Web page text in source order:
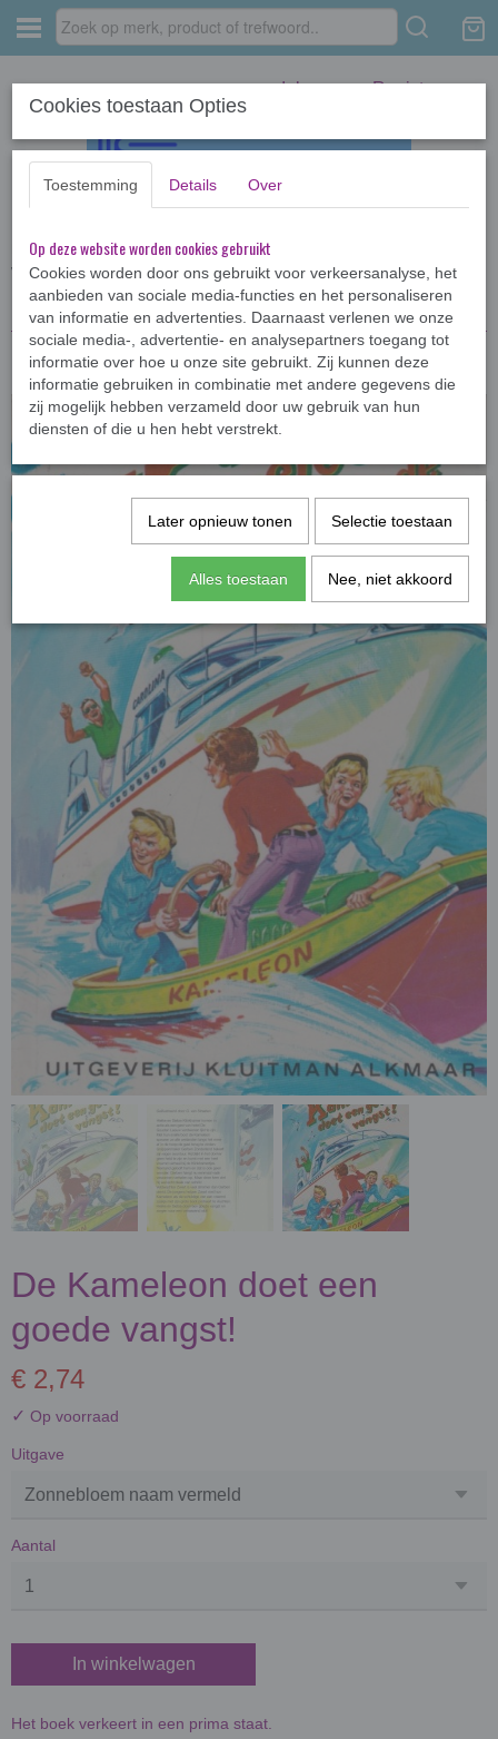
Inloggen Registreren
Home › Kinderboeken <12jr › Kameleon
vangst!
De Kameleon doet een
goede vangst!
€ 2,74
✓ Op voorraad
Uitgave
Aantal
In winkelwagen
Het boek verkeert in een prima staat.
Cookies toestaan Opties
Toestemming Details Over
Op deze website worden cookies gebruikt
Cookies worden door ons gebruikt voor verkeersanalyse, het
aanbieden van sociale media-functies en het personaliseren
van informatie en advertenties. Daarnaast verlenen we onze
sociale media-, advertentie- en analysepartners toegang tot
informatie over hoe u onze site gebruikt. Zij kunnen deze
informatie gebruiken in combinatie met andere gegevens die
zij mogelijk hebben verzameld door uw gebruik van hun
diensten of die u hen hebt verstrekt.
Later opnieuw tonen Selectie toestaan
Alles toestaan Nee, niet akkoord